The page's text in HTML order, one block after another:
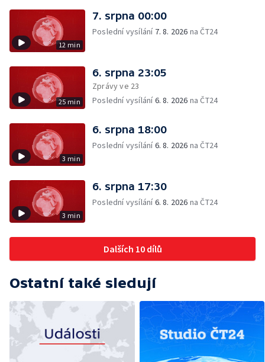
12 min
7. srpna 00:00
Poslední vysílání 7. 8. 2026 na ČT24
25 min
6. srpna 23:05
Zprávy ve 23
Poslední vysílání6. 8. 2026 na ČT24
3 min
6. srpna 18:00
Poslední vysílání6. 8. 2026 na ČT24
3 min
6. srpna 17:30
Poslední vysílání6. 8. 2026 na ČT24
Dalších 10 dílů
Ostatní také sledují